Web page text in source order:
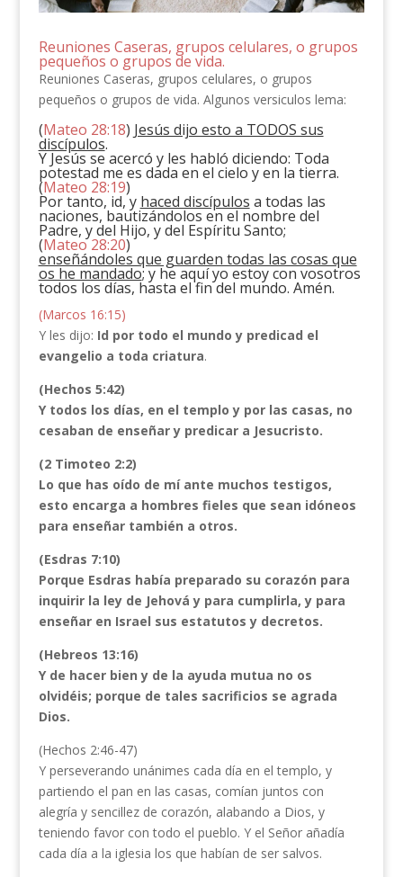
Reuniones Caseras, grupos celulares, o grupos
pequeños o grupos de vida.
Reuniones Caseras, grupos celulares, o grupos
pequeños o grupos de vida. Algunos versiculos lema:
(Mateo 28:18) Jesús dijo esto a TODOS sus
discípulos.
Y Jesús se acercó y les habló diciendo: Toda
potestad me es dada en el cielo y en la tierra.
(Mateo 28:19)
Por tanto, id, y haced discípulos a todas las
naciones, bautizándolos en el nombre del
Padre, y del Hijo, y del Espíritu Santo;
(Mateo 28:20)
enseñándoles que guarden todas las cosas que
os he mandado; y he aquí yo estoy con vosotros
todos los días, hasta el fin del mundo. Amén.
(Marcos 16:15)
Y les dijo: Id por todo el mundo y predicad el
evangelio a toda criatura.
(Hechos 5:42)
Y todos los días, en el templo y por las casas, no
cesaban de enseñar y predicar a Jesucristo.
(2 Timoteo 2:2)
Lo que has oído de mí ante muchos testigos,
esto encarga a hombres fieles que sean idóneos
para enseñar también a otros.
(Esdras 7:10)
Porque Esdras había preparado su corazón para
inquirir la ley de Jehová y para cumplirla, y para
enseñar en Israel sus estatutos y decretos.
(Hebreos 13:16)
Y de hacer bien y de la ayuda mutua no os
olvidéis; porque de tales sacrificios se agrada
Dios.
(Hechos 2:46-47)
Y perseverando unánimes cada día en el templo, y
partiendo el pan en las casas, comían juntos con
alegría y sencillez de corazón, alabando a Dios, y
teniendo favor con todo el pueblo. Y el Señor añadía
cada día a la iglesia los que habían de ser salvos.